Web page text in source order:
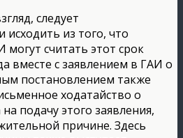
следует
исходить из того, что
считать этот срок
вместе с заявлением в ГАИ о
постановлением также
ходатайство о
подачу этого заявления,
причине. Здесь